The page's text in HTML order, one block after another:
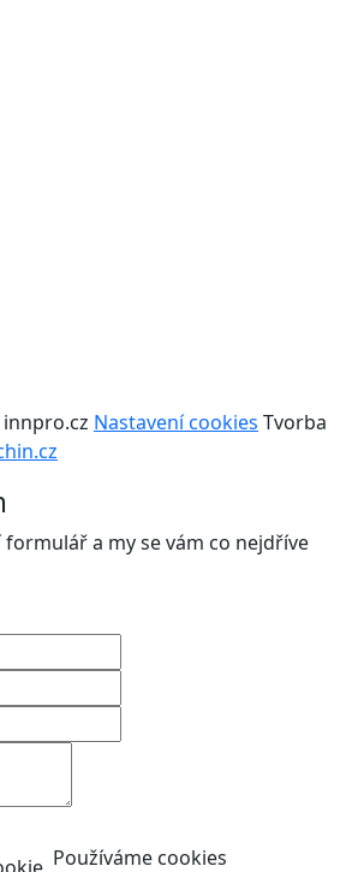
Nastavení cookies Tvorba
a my se vám co nejdříve
Používáme cookies